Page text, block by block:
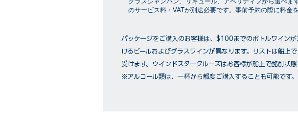
のサービス料・VATが別途必要です。事前予約の際に料金
パッケージをご購入のお客様は、$100までのボトルワイン
けるビールおよびグラスワインが異なります。リストは船
受けます。ウインドスタークルーズはお客様が船上で酩酊状
※アルコール類は、一杯から都度ご購入することも可能です。